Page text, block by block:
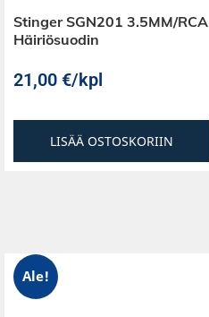
Stinger SGN201 3.5MM/RCA
Häiriösuodin
21,00 €/kpl
LISÄÄ OSTOSKORIIN
Ale!